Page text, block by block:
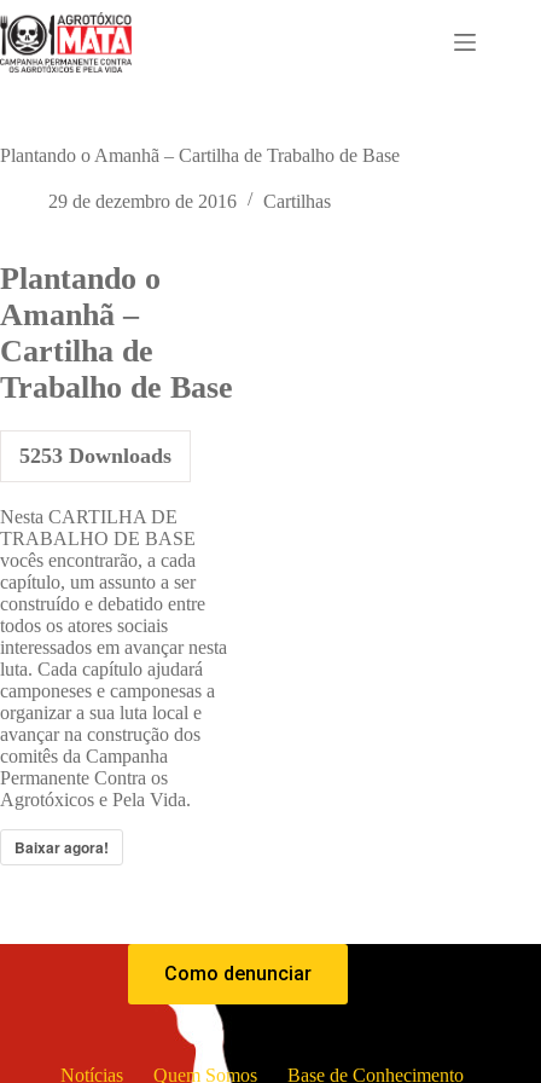
para
o
conteúdo
Plantando o Amanhã – Cartilha de Trabalho de Base
29 de dezembro de 2016 Cartilhas
Plantando o
Amanhã –
Cartilha de
Trabalho de Base
5253 Downloads
Nesta CARTILHA DE
TRABALHO DE BASE
vocês encontrarão, a cada
capítulo, um assunto a ser
construído e debatido entre
todos os atores sociais
interessados em avançar nesta
luta. Cada capítulo ajudará
camponeses e camponesas a
organizar a sua luta local e
avançar na construção dos
comitês da Campanha
Permanente Contra os
Agrotóxicos e Pela Vida.
Baixar agora!
Como denunciar
Notícias Quem Somos Base de Conhecimento